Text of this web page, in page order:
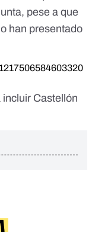
pese a que
han presentado
Castellón